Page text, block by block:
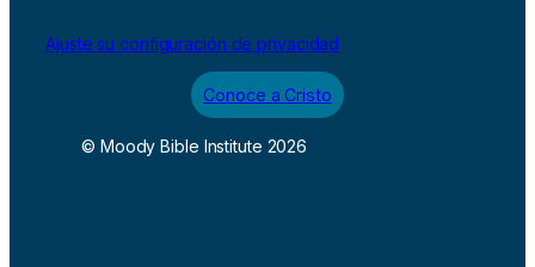
Ajuste su configuración de privacidad
Conoce a Cristo
© Moody Bible Institute 2026